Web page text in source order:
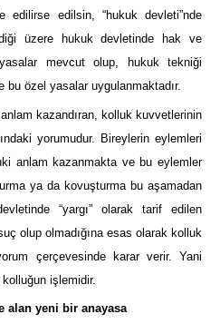
edilirse edilsin, “hukuk devleti”nde
üzere hukuk devletinde hak ve
mevcut olup, hukuk tekniği
bu özel yasalar uygulanmaktadır.
kazandıran, kolluk kuvvetlerinin
yorumudur. Bireylerin eylemleri
anlam kazanmakta ve bu eylemler
ya da kovuşturma bu aşamadan
“yargı” olarak tarif edilen
olup olmadığına esas olarak kolluk
çerçevesinde karar verir. Yani
işlemidir.
alan yeni bir anayasa